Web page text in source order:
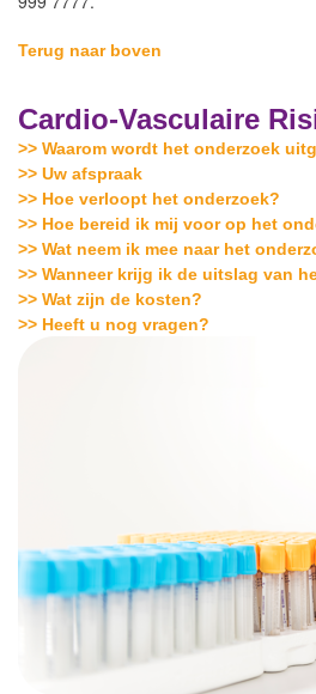
Terug naar boven
Cardio-Vasculaire
>> Waarom wordt het onderzoek
>> Uw afspraak
>> Hoe verloopt het onderzoek?
>> Hoe bereid ik mij voor op het
>> Wat neem ik mee naar het
>> Wanneer krijg ik de uitslag van
>> Wat zijn de kosten?
>> Heeft u nog vragen?